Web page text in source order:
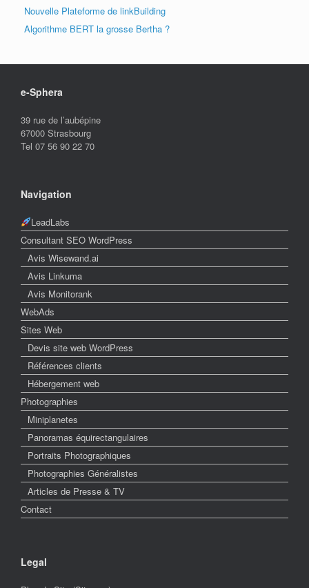
Nouvelle Plateforme de linkBuilding
Algorithme BERT la grosse Bertha ?
e-Sphera
39 rue de l’aubépine
67000 Strasbourg
Tel 07 56 90 22 70
Navigation
LeadLabs
Consultant SEO WordPress
Avis Wisewand.ai
Avis Linkuma
Avis Monitorank
WebAds
Sites Web
Devis site web WordPress
Références clients
Hébergement web
Photographies
Miniplanetes
Panoramas équirectangulaires
Portraits Photographiques
Photographies Généralistes
Articles de Presse & TV
Contact
Legal